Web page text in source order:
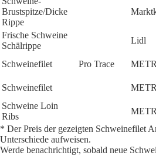
Brustspitze/Dicke
Rippe
Frische Schweine
Schälrippe
Lidl
Schweinefilet
Pro Trace
Schweinefilet
Schweine Loin
Ribs
* Der Preis der gezeigten Schweinefilet
Unterschiede aufweisen.
Werde benachrichtigt, sobald neue